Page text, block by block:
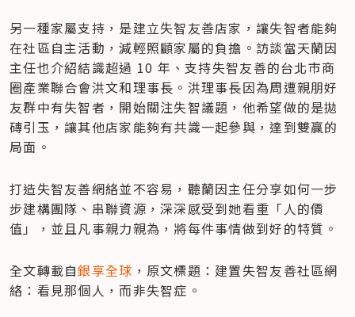
另一種家屬支持，是建立失智友善店家，讓失智者能夠
在社區自主活動，減輕照顧家屬的負擔。訪談當天蘭因
主任也介紹結識超過 10 年、支持失智友善的台北市商
圈產業聯合會洪文和理事長。洪理事長因為周遭親朋好
友群中有失智者，開始關注失智議題，他希望做的是拋
磚引玉，讓其他店家能夠有共識一起參與，達到雙贏的
局面。
打造失智友善網絡並不容易，聽蘭因主任分享如何一步
步建構團隊、串聯資源，深深感受到她看重「人的價
值」，並且凡事親力親為，將每件事情做到好的特質。
全文轉載自銀享全球 ，原文標題：建置失智友善社區網
絡：看見那個人，而非失智症。